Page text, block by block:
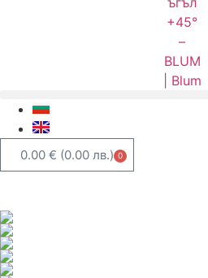
0.00 € (0.00 лв.) 0